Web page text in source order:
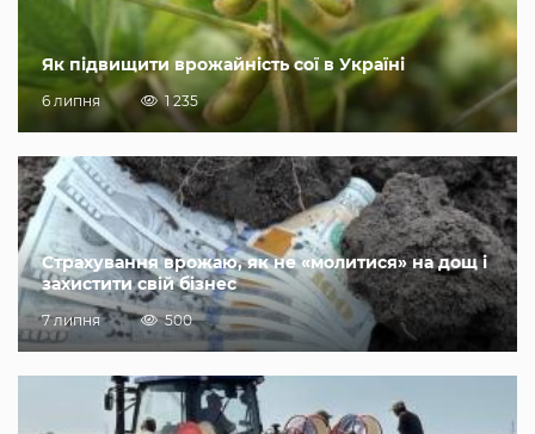
Як підвищити врожайність сої в Україні
6 липня 1 235
Страхування врожаю, як не «молитися» на дощ і
захистити свій бізнес
7 липня 500